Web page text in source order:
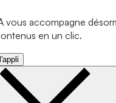
vous accompagne
en un clic.